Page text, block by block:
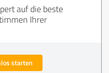
auf die beste
Ihrer
starten